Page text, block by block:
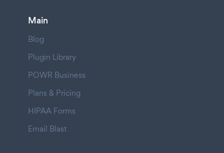
Main
Blog
Plugin Library
POWR Business
Plans & Pricing
HIPAA Forms
Email Blast